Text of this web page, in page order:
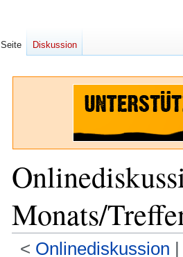
Monats/
< Onlinediskussion
Seite Diskussion